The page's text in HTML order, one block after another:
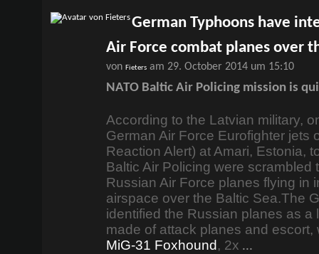
German Typhoons have
Air Force combat planes over
von Fietersam 29. October 2014 um 15:10
NATO Baltic Air Policing mission is
According to the Latvian military,
German Air Force Eurofighter jets
Reaction Alert) at Amari, Estonia,
Baltic Air Policing were scrambled
Russian Air Force planes flying in
airspace over the Baltic Sea.The
identified the Russian planes as a
made of attack planes and escort,
MiG-31 Foxhound, 2x ...